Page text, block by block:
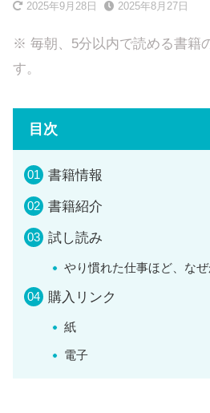
2025年9月28日 2025年8月27日
※ 毎朝、5分以内で読める書籍
す。
目次
書籍情報
書籍紹介
試し読み
やり慣れた仕事ほど、な
購入リンク
紙
電子